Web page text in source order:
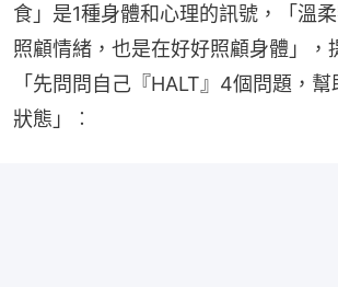
食」是1種身體和心理的訊號，「溫
照顧情緒，也是在好好照顧身體」，
「先問問自己『HALT』4個問題，
狀態」︰